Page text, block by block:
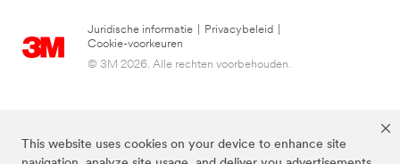
This website uses cookies on your device to enhance site
Juridische informatie Privacybeleid
Cookie-voorkeuren
© 3M 2026. Alle rechten voorbehouden.